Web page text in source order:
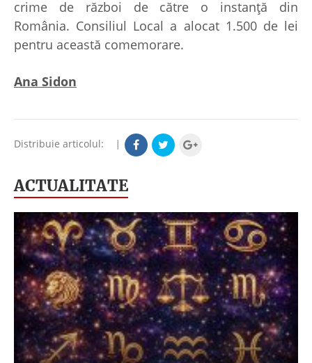
crime de război de către o instanţă din
România. Consiliul Local a alocat 1.500 de lei
pentru această comemorare.
Ana Sidon
Distribuie articolul: |
ACTUALITATE